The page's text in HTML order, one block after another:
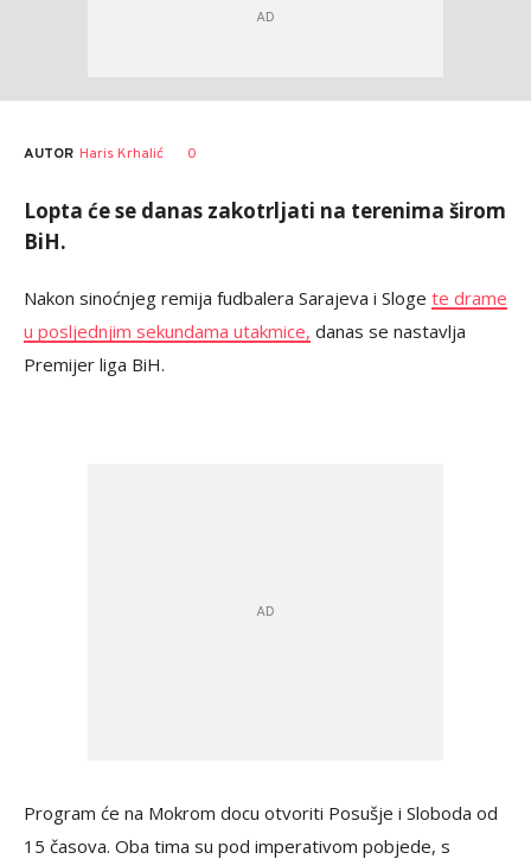
AUTOR Haris Krhalić 0
Lopta će se danas zakotrljati na terenima širom
BiH.
Nakon sinoćnjeg remija fudbalera Sarajeva i Sloge te drame
u posljednjim sekundama utakmice, danas se nastavlja
Premijer liga BiH.
Program će na Mokrom docu otvoriti Posušje i Sloboda od
15 časova. Oba tima su pod imperativom pobjede, s